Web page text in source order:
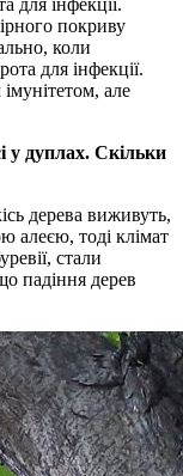
покриву
коли
для інфекції.
але
у дуплах. Скільки
дерева виживуть,
алеєю, тоді клімат
стали
падіння дерев